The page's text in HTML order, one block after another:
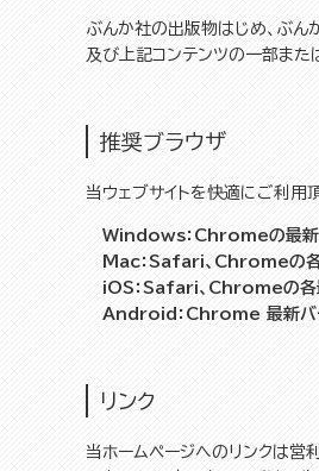
ぶんか社の出版物はじめ、ぶん
及び上記コンテンツの一部また
推奨ブラウザ
当ウェブサイトを快適にご利用
Windows：Chromeの最新
Mac：Safari、Chromeの各
iOS：Safari、Chromeの各
Android：Chrome 最新バ
リンク
当ホームページへのリンクは営